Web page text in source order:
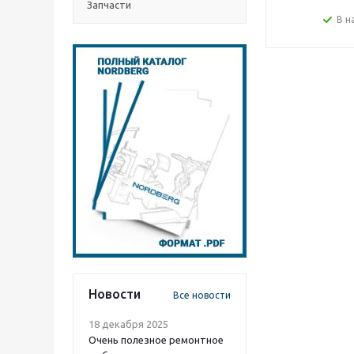
Запчасти
Новости Все новости
18 декабря 2025
Очень полезное ремонтное
В